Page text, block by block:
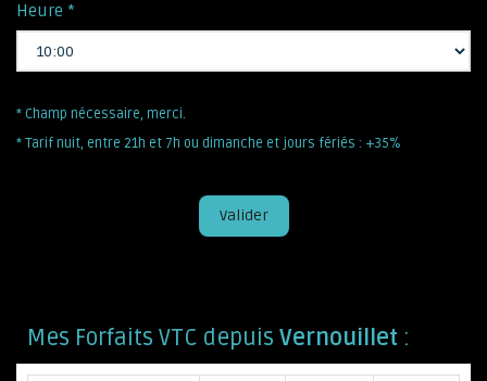
Heure *
* Champ nécessaire, merci.
* Tarif nuit, entre 21h et 7h ou dimanche et jours fériés : +35%
Valider
Mes Forfaits VTC depuis Vernouillet :